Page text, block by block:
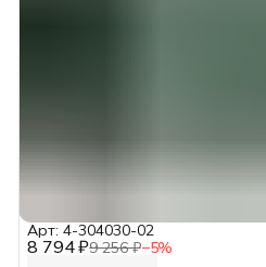
8 794 ₽9 256 ₽−5%
Арт: 4-304030-02